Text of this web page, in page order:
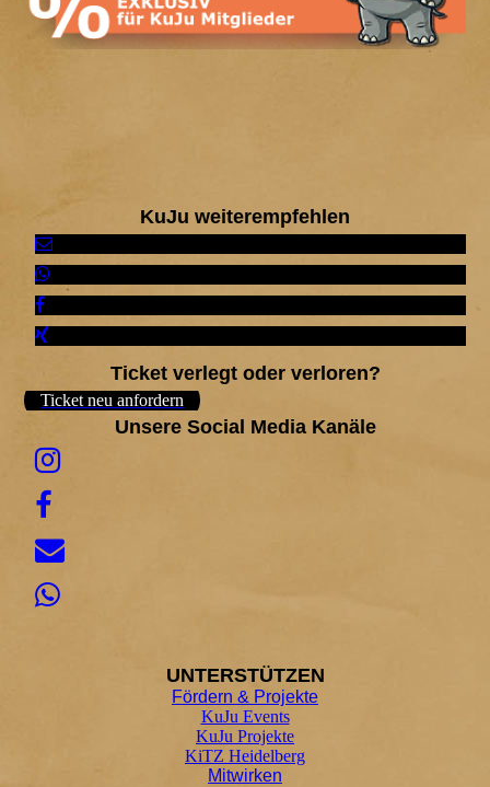
KuJu weiterempfehlen
Ticket verlegt oder verloren?
Ticket neu anfordern
Unsere Social Media Kanäle
UNTERSTÜTZEN
Fördern & Projekte
KuJu Events
KuJu Projekte
KiTZ Heidelberg
Mitwirken